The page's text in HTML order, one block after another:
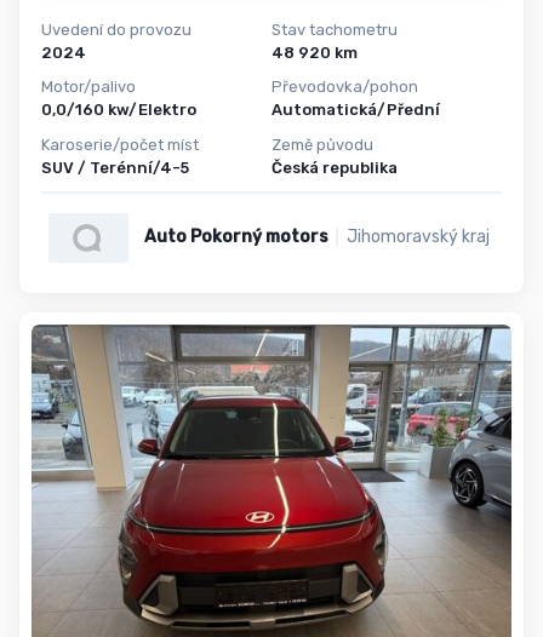
Uvedení do provozu
2024
Motor/palivo
0,0/160 kw/Elektro
Karoserie/počet míst
SUV / Terénní/4-5
Stav tachometru
48 920 km
Převodovka/pohon
Automatická/Přední
Země původu
Česká republika
Auto Pokorný motors Jihomoravský kraj